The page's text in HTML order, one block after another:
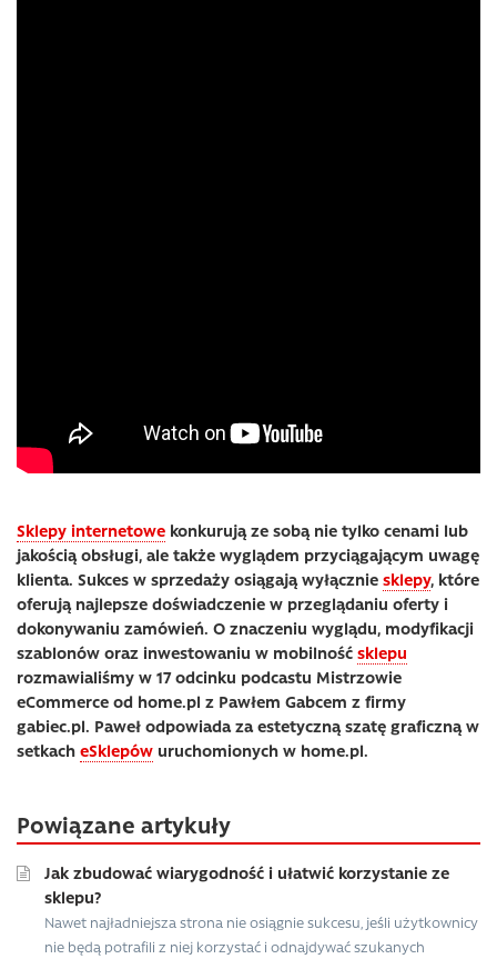
Sklepy internetowe konkurują ze sobą nie tylko cenami lub
jakością obsługi, ale także wyglądem przyciągającym uwagę
klienta. Sukces w sprzedaży osiągają wyłącznie sklepy, które
oferują najlepsze doświadczenie w przeglądaniu oferty i
dokonywaniu zamówień. O znaczeniu wyglądu, modyfikacji
szablonów oraz inwestowaniu w mobilność sklepu
rozmawialiśmy w 17 odcinku podcastu Mistrzowie
eCommerce od home.pl z Pawłem Gabcem z firmy
gabiec.pl. Paweł odpowiada za estetyczną szatę graficzną w
setkach eSklepów uruchomionych w home.pl.
Powiązane artykuły
Jak zbudować wiarygodność i ułatwić korzystanie ze
sklepu?
Nawet najładniejsza strona nie osiągnie sukcesu, jeśli użytkownicy
nie będą potrafili z niej korzystać i odnajdywać szukanych